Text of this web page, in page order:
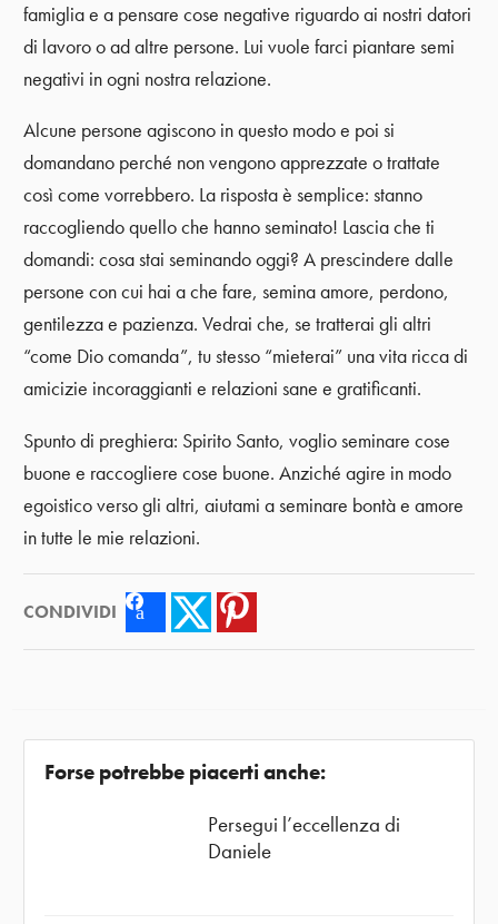
famiglia e a pensare cose negative riguardo ai nostri datori
di lavoro o ad altre persone. Lui vuole farci piantare semi
negativi in ogni nostra relazione.
Alcune persone agiscono in questo modo e poi si
domandano perché non vengono apprezzate o trattate
così come vorrebbero. La risposta è semplice: stanno
raccogliendo quello che hanno seminato! Lascia che ti
domandi: cosa stai seminando oggi? A prescindere dalle
persone con cui hai a che fare, semina amore, perdono,
gentilezza e pazienza. Vedrai che, se tratterai gli altri
“come Dio comanda”, tu stesso “mieterai” una vita ricca di
amicizie incoraggianti e relazioni sane e gratificanti.
Spunto di preghiera: Spirito Santo, voglio seminare cose
buone e raccogliere cose buone. Anziché agire in modo
egoistico verso gli altri, aiutami a seminare bontà e amore
in tutte le mie relazioni.
CONDIVIDI FacebookTwitter
Forse potrebbe piacerti anche:
Persegui l’eccellenza di
Daniele